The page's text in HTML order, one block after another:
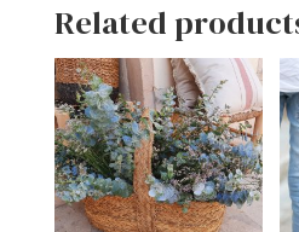
Related